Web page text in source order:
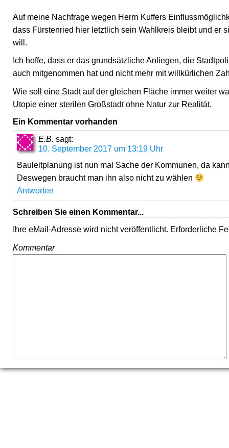
Auf meine Nachfrage wegen Herrn Kuffers
dass Fürstenried hier letztlich sein Wahlkreis bleibt und er
will.
Ich hoffe, dass er das grundsätzliche Anliegen, die
auch mitgenommen hat und nicht mehr mit willkürlichen
Wie soll eine Stadt auf der gleichen Fläche immer weiter
Utopie einer sterilen Großstadt ohne Natur zur Realität.
Ein Kommentar vorhanden
E.B. sagt:
10. September 2017 um 13:19 Uhr
Bauleitplanung ist nun mal Sache der Kommunen, da
Deswegen braucht man ihn also nicht zu wählen
Antworten
Schreiben Sie einen Kommentar...
Ihre eMail-Adresse wird nicht veröffentlicht. Erforderliche
Kommentar